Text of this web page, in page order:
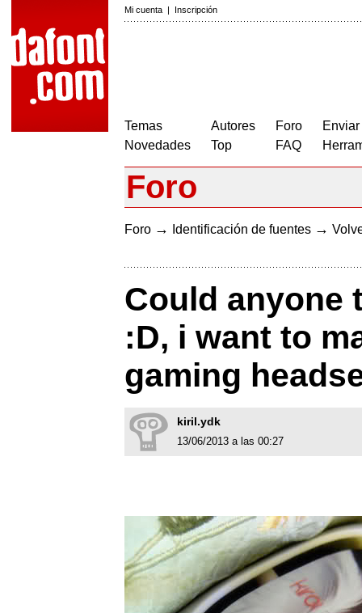
Mi cuenta | Inscripción
Temas
Novedades
Autores
Top
Foro
FAQ
Foro
Foro → Identificación de fuentes →
Could anyone
:D, i want to
gaming
kiril.ydk
13/06/2013 a las 00:27